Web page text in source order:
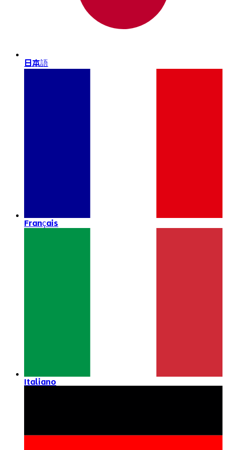
日本語
Français
Italiano